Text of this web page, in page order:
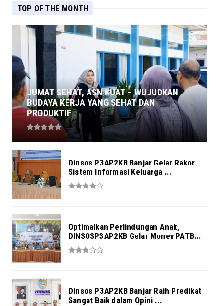
TOP OF THE MONTH
JUMAT SEHAT, ASN KUAT – WUJUDKAN
BUDAYA KERJA YANG SEHAT DAN
PRODUKTIF
Dinsos P3AP2KB Banjar Gelar Rakor
Sistem Informasi Keluarga ...
Optimalkan Perlindungan Anak,
DINSOSP3AP2KB Gelar Monev PATB...
Dinsos P3AP2KB Banjar Raih Predikat
Sangat Baik dalam Opini ...